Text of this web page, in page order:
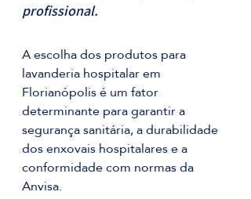
profissional.
A escolha dos produtos para
lavanderia hospitalar em
Florianópolis é um fator
determinante para garantir a
segurança sanitária, a durabilidade
dos enxovais hospitalares e a
conformidade com normas da
Anvisa.